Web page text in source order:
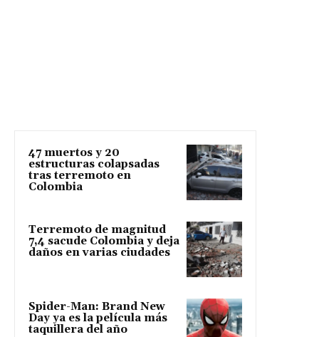
47 muertos y 20
estructuras colapsadas
tras terremoto en
Colombia
Terremoto de magnitud
7,4 sacude Colombia y deja
daños en varias ciudades
Spider-Man: Brand New
Day ya es la película más
taquillera del año